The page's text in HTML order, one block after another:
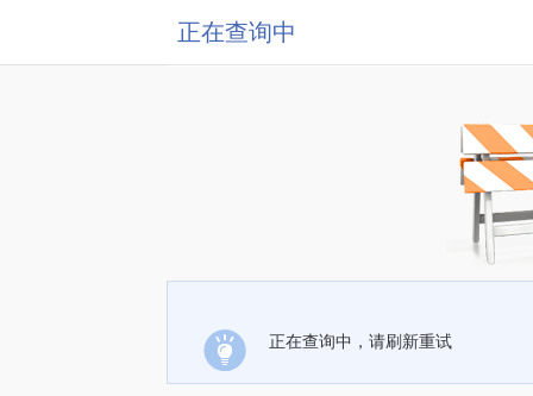
正在查询中
正在查询中，请刷新重试